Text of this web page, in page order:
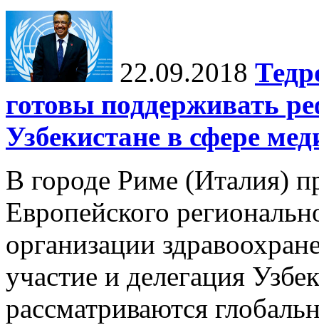
22.09.2018
готовы поддерживать
Узбекистане в сфере
В городе Риме (Италия)
Европейского
организации
участие и делегация
рассматриваются